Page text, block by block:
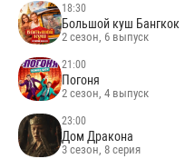
18:30
Большой куш Бангкок
2 сезон, 6 выпуск
21:00
Погоня
2 сезон, 4 выпуск
23:00
Дом Дракона
3 сезон, 8 серия